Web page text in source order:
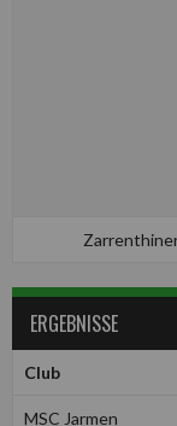
ERGEBNISSE
Club
MSC Jarmen